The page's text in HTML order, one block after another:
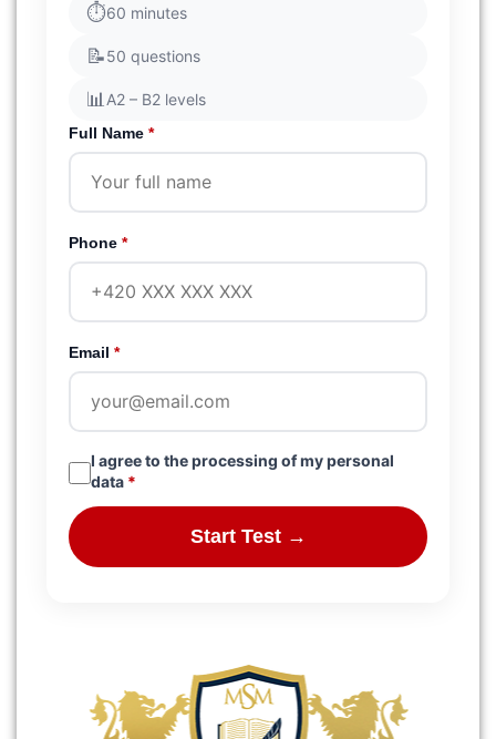
⏱60 minutes
📝50 questions
📊 A2 – B2 levels
Full Name *
Phone *
Email *
I agree to the processing of my personal
data *
Start Test →